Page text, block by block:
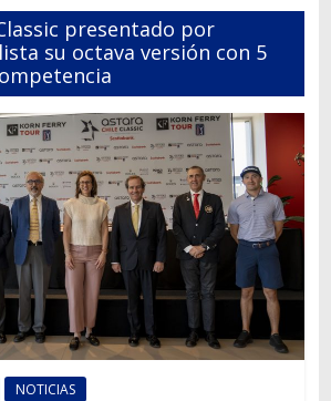
presentado por
su octava versión con 5
NOTICIAS